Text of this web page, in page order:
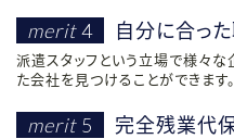
merit 4 自分に合っ
派遣スタッフという立場で様々
た会社を見つけることができます。
merit 5 完全残業代